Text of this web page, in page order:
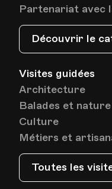
Partenariat avec
Découvrir le
Visites guidées
Architecture
Balades et nature
Culture
Métiers et
Toutes les